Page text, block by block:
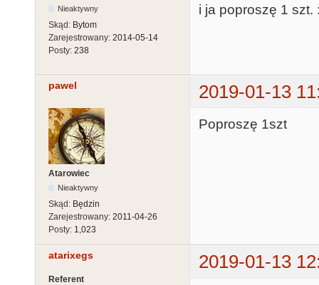
Nieaktywny
Skąd: Bytom
Zarejestrowany: 2014-05-14
Posty: 238
i ja poproszę 1 szt.
pawel 2019-01-13
Atarowiec
Nieaktywny
Skąd: Będzin
Zarejestrowany: 2011-04-26
Posty: 1,023
Poproszę 1szt
atarixegs 2019-01-13
Referent